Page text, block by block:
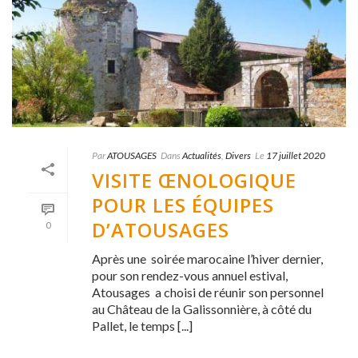
0
ParATOUSAGES DansActualités, Divers Le 17 juillet 2020
VISITE ŒNOLOGIQUE
POUR LES ÉQUIPES
D’ATOUSAGES
Après une soirée marocaine l’hiver dernier,
pour son rendez-vous annuel estival,
Atousages a choisi de réunir son personnel
au Château de la Galissonnière, à côté du
Pallet, le temps [...]